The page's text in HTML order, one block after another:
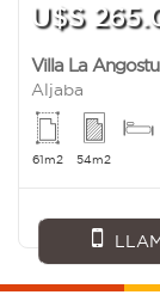
U$S
Villa La
Aljaba
61m2 54m2